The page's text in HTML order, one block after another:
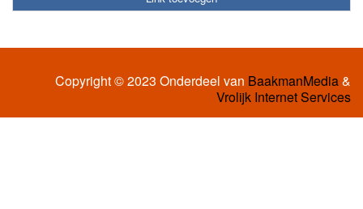
Copyright © 2023 Onderdeel van BaakmanMedia&
Vrolijk Internet Services